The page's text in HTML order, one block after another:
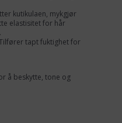
kutikulaen, mykgjør
elastisitet for hår
tapt fuktighet for
å beskytte, tone og